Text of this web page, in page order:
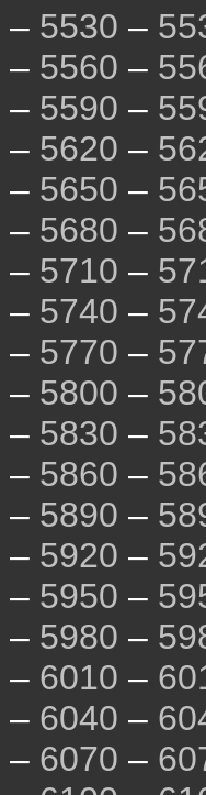
– 5530 –
– 5560 –
– 5590 –
– 5620 –
– 5650 –
– 5680 –
– 5710 –
– 5740 –
– 5770 –
– 5800 –
– 5830 –
– 5860 –
– 5890 –
– 5920 –
– 5950 –
– 5980 –
– 6010 –
– 6040 –
– 6070 –